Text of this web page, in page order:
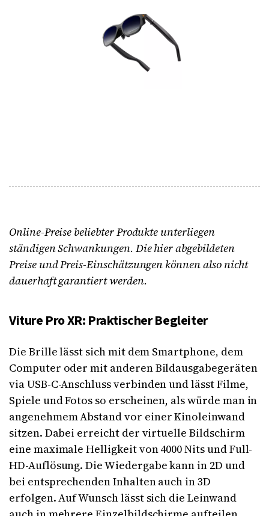
Online-Preise beliebter Produkte unterliegen
ständigen Schwankungen. Die hier abgebildeten
Preise und Preis-Einschätzungen können also nicht
dauerhaft garantiert werden.
Viture Pro XR: Praktischer Begleiter
Die Brille lässt sich mit dem Smartphone, dem
Computer oder mit anderen Bildausgabegeräten
via USB-C-Anschluss verbinden und lässt Filme,
Spiele und Fotos so erscheinen, als würde man in
angenehmem Abstand vor einer Kinoleinwand
sitzen. Dabei erreicht der virtuelle Bildschirm
eine maximale Helligkeit von 4000 Nits und Full-
HD-Auflösung. Die Wiedergabe kann in 2D und
bei entsprechenden Inhalten auch in 3D
erfolgen. Auf Wunsch lässt sich die Leinwand